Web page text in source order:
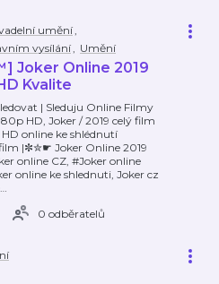
umění,
vysílání, Umění
Joker Online 2019
Kvalite
| Sleduju Online Filmy
HD, Joker / 2019 celý film
online ke shlédnutí
|✼✮☛ Joker Online 2019
online CZ, #Joker online
online ke shlednuti, Joker cz
…
0 odběratelů